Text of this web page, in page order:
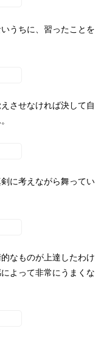
うちに、習ったことを
させなければ決して自
に考えながら舞ってい
なものが上達したわけ
よって非常にうまくな